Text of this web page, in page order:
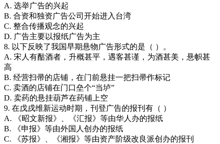
A. 选举广告的兴起
B. 合资和独资广告公司开始进入台湾
C. 整合传播观念的兴起
D. 广告主要以报纸广告为主
8. 以下反映了我国早期悬物广告形式的是（ ）。
A. 宋人有酤酒者，升概甚平，遇客甚谨，为酒甚美，悬帜甚
高
B. 经营扫帚的店铺，在门前悬挂一把扫帚作标记
C. 卖酒的店铺在门口垒个“当垆”
D. 卖药的悬挂葫芦在药铺上空
9. 在戊戌维新运动时期，刊登广告的报刊有（ ）
A. 《昭文新报》、《汇报》等由华人办的报纸
B. 《申报》等由外国人创办的报纸
C. 《苏报》、《湘报》等由资产阶级改良派创办的报刊